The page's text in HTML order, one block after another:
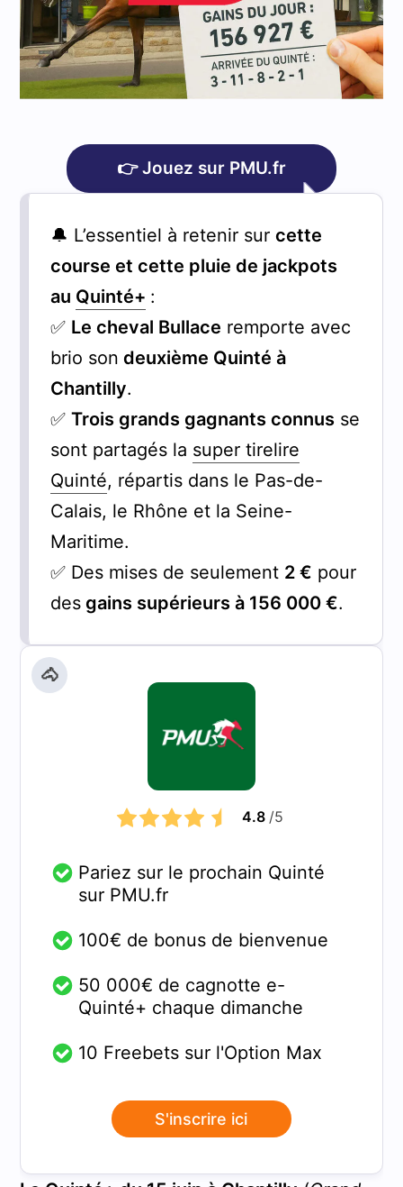
👉 Jouez sur PMU.fr
🔔 L’essentiel à retenir sur cette
course et cette pluie de jackpots
au Quinté+ :
✅ Le cheval Bullace remporte avec
brio son deuxième Quinté à
Chantilly.
✅ Trois grands gagnants connusse
sont partagés la super tirelire
Quinté, répartis dans le Pas-de-
Calais, le Rhône et la Seine-
Maritime.
✅ Des mises de seulement 2 € pour
desgains supérieurs à 156 000 €.
🐴
4.8 /5
Pariez sur le prochain Quinté
sur PMU.fr
100€ de bonus de bienvenue
50 000€ de cagnotte e-
Quinté+ chaque dimanche
10 Freebets sur l'Option Max
S'inscrire ici